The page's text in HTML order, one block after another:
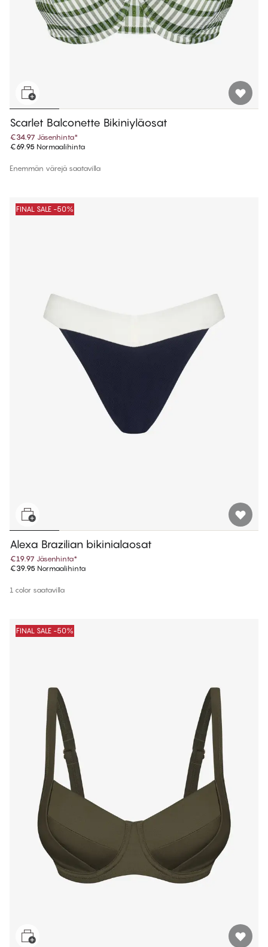
Scarlet Balconette Bikiniyläosat
€34.97 Jäsenhinta*
€69.95 Normaalihinta
Enemmän värejä saatavilla
FINAL SALE -50%
Alexa Brazilian bikinialaosat
€19.97 Jäsenhinta*
€39.95 Normaalihinta
1 color saatavilla
FINAL SALE -50%